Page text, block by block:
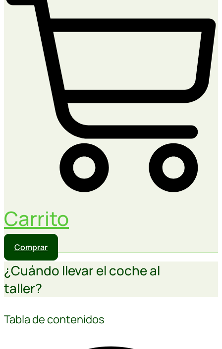
Carrito
Comprar
¿Cuándo llevar el coche al
taller?
Tabla de contenidos